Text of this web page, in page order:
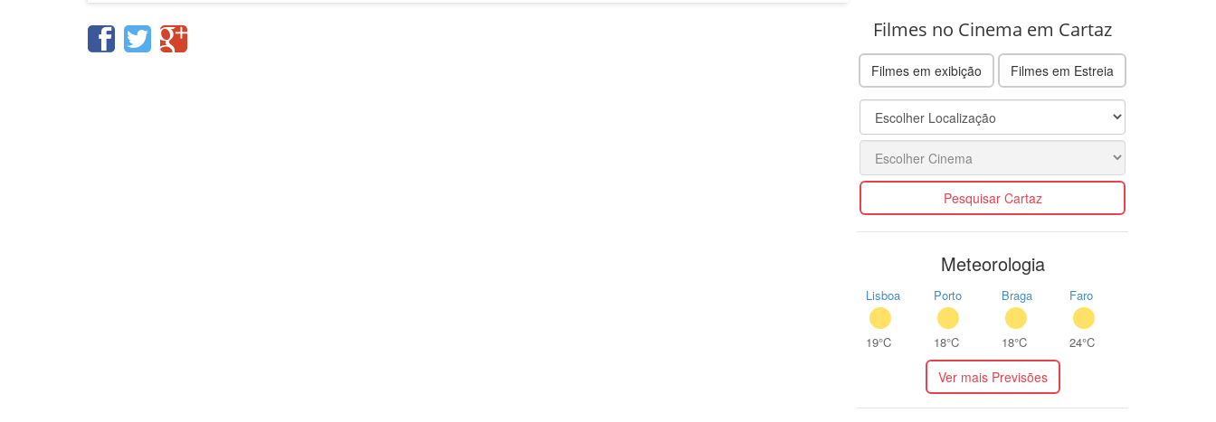
Filmes no Cinema em Cartaz
Filmes em exibição Filmes em Estreia
Pesquisar Cartaz
Meteorologia
Lisboa
19°C
Porto
18°C
Braga
18°C
Faro
24°C
Ver mais Previsões